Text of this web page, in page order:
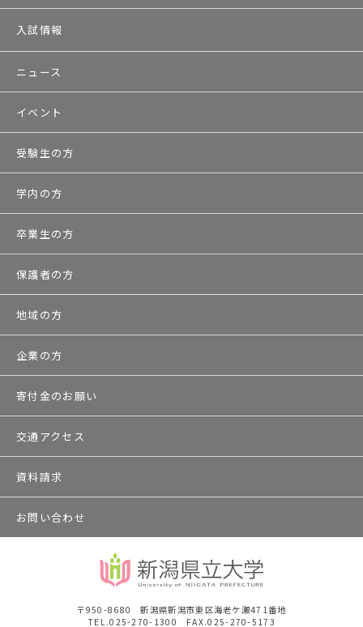
入試情報
ニュース
イベント
受験生の方
学内の方
卒業生の方
保護者の方
地域の方
企業の方
寄付金のお願い
交通アクセス
資料請求
お問い合わせ
〒950-8680 新潟県新潟市東区海老ケ瀬471番地
TEL.025-270-1300 FAX.025-270-5173